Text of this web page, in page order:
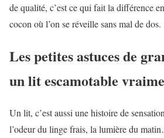
de qualité, c’est ce qui fait la différence
cocon où l’on se réveille sans mal de dos.
Les petites astuces de
un lit escamotable
Un lit, c’est aussi une histoire de
l’odeur du linge frais, la lumière du